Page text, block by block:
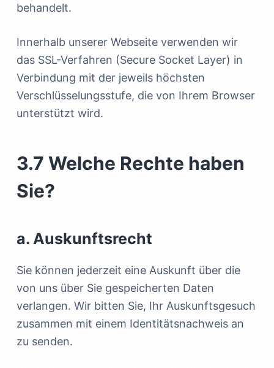
behandelt.
Innerhalb unserer Webseite verwenden wir
das SSL-Verfahren (Secure Socket Layer) in
Verbindung mit der jeweils höchsten
Verschlüsselungsstufe, die von Ihrem Browser
unterstützt wird.
3.7 Welche Rechte haben
Sie?
a. Auskunftsrecht
Sie können jederzeit eine Auskunft über die
von uns über Sie gespeicherten Daten
verlangen. Wir bitten Sie, Ihr Auskunftsgesuch
zusammen mit einem Identitätsnachweis an
zu senden.